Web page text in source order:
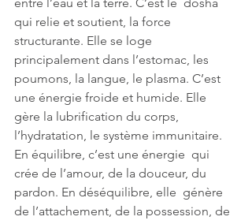
qui relie et soutient, la force
structurante. Elle se loge
principalement dans l’estomac, les
poumons, la langue, le plasma. C’est
une énergie froide et humide. Elle
gère la lubrification du corps,
l’hydratation, le système immunitaire.
En équilibre, c’est une énergie  qui
crée de l’amour, de la douceur, du
pardon. En déséquilibre, elle  génère
de l’attachement, de la possession, de